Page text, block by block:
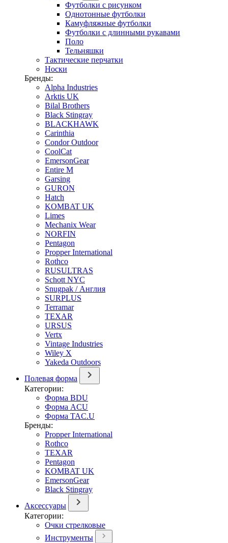
Футболки с рисунком
Однотонные футболки
Камуфляжные футболки
Футболки с длинными рукавами
Поло
Тельняшки
Тактические перчатки
Носки
Бренды:
Alpha Industries
Arktis UK
Bilal Brothers
Black Stingray
BLACKHAWK
Carinthia
Condor Outdoor
CoolCat
EmersonGear
Entire M
Garsing
GURON
Hatch
KOMBAT UK
Limes
Mechanix Wear
NORFIN
Pentagon
Propper International
Rothco
RUSULTRAS
Schott NYC
Snugpak / Англия
SURPLUS
Terramar
TEXAR
URSUS
Vertx
Vintage Industries
Wiley X
Yakeda Outdoors
Полевая форма
Категории:
Форма BDU
Форма ACU
Форма TAC.U
Бренды:
Propper International
Rothco
TEXAR
Pentagon
KOMBAT UK
EmersonGear
Black Stingray
Аксессуары
Категории:
Очки стрелковые
Инструменты